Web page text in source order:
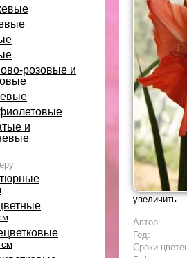
розовые и
и
см
увеличить
Автор:
Год:
Сроки